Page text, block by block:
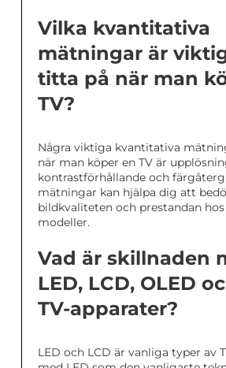
Vilka kvantitativa
mätningar är
titta på när man
TV?
Några viktiga kvantitativa
när man köper en TV är
kontrastförhållande och
mätningar kan hjälpa dig att
bildkvaliteten och prestandan hos
modeller.
Vad är skillnaden
LED, LCD, OLED
TV-apparater?
LED och LCD är vanliga typer av